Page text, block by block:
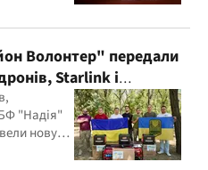
Волонтер" передали
Starlink і
"Надія"
нову